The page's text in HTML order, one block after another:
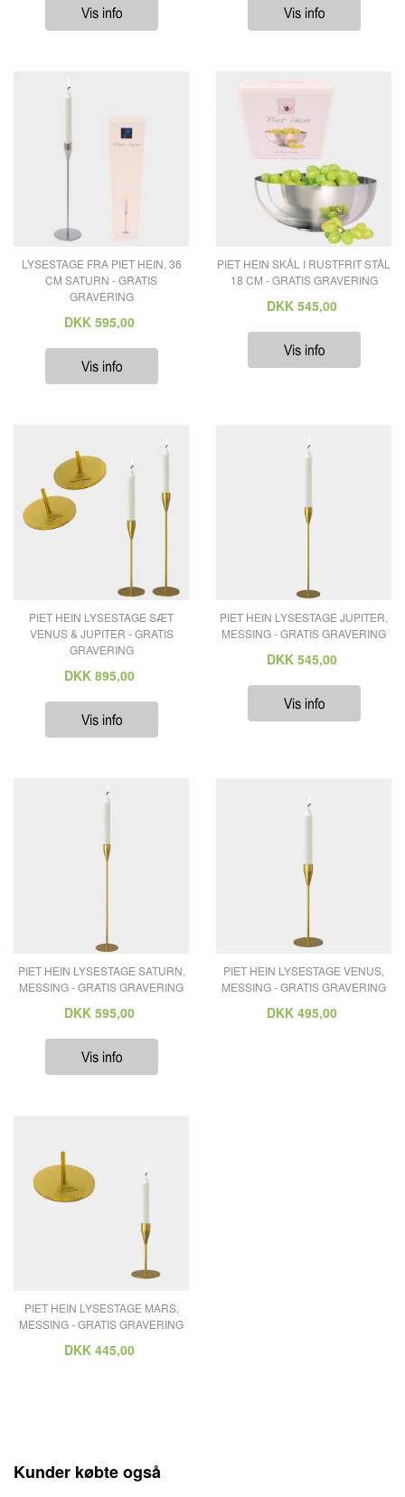
LYSESTAGE FRA PIET HEIN, 36
CM SATURN - GRATIS
GRAVERING
DKK 595,00
PIET HEIN SKÅL I RUSTFRIT STÅL
18 CM - GRATIS GRAVERING
DKK 545,00
PIET HEIN LYSESTAGE SÆT
VENUS & JUPITER - GRATIS
GRAVERING
DKK 895,00
PIET HEIN LYSESTAGE JUPITER,
MESSING - GRATIS GRAVERING
DKK 545,00
PIET HEIN LYSESTAGE SATURN,
MESSING - GRATIS GRAVERING
DKK 595,00
PIET HEIN LYSESTAGE VENUS,
MESSING - GRATIS GRAVERING
DKK 495,00
PIET HEIN LYSESTAGE MARS,
MESSING - GRATIS GRAVERING
DKK 445,00
Kunder købte også